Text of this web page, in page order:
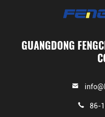
GUANGDONG
86-